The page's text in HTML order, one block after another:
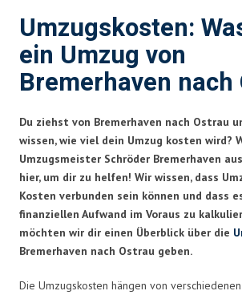
Umzugskosten:
ein Umzug von
Bremerhaven nach
Du ziehst von Bremerhaven nach Ostrau
wissen, wie viel dein Umzug kosten wird?
Umzugsmeister Schröder Bremerhaven
hier, um dir zu helfen! Wir wissen, dass
Kosten verbunden sein können und dass
finanziellen Aufwand im Voraus zu
möchten wir dir einen Überblick über die
Bremerhaven nach Ostrau geben.
Die Umzugskosten hängen von